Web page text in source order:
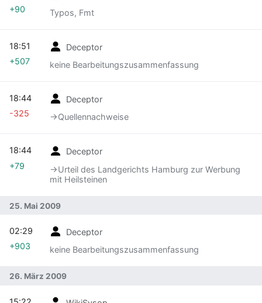
Typos, Fmt
+90
Deceptor
keine Bearbeitungszusammenfassung
18:51
+507
Deceptor
→‎Quellennachweise
18:44
-325
Deceptor
→‎Urteil des Landgerichts Hamburg zur Werbung
mit Heilsteinen
18:44
+79
25. Mai 2009
Deceptor
keine Bearbeitungszusammenfassung
02:29
+903
26. März 2009